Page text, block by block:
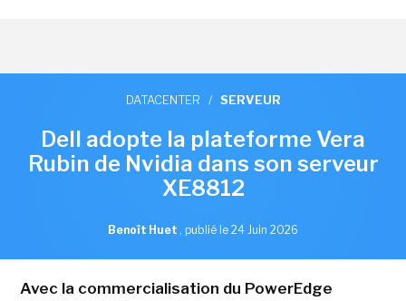
DATACENTER / SERVEUR
Dell adopte la plateforme Vera
Rubin de Nvidia dans son serveur
XE8812
Benoît Huet , publié le 24 Juin 2026
Avec la commercialisation du PowerEdge